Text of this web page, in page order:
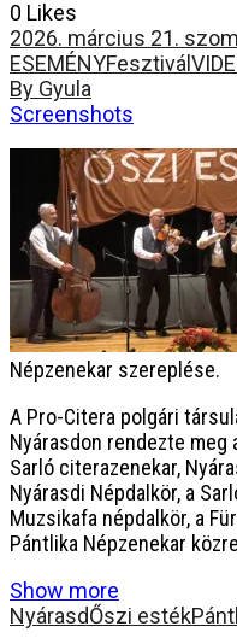
0 Likes
2026. március 21.
ESEMÉNYFesztivál
By Gyula
Screenshots
Népzenekar szereplése.
A Pro-Citera polgári
Nyárasdon rendezte
Sarló citerazenekar,
Nyárasdi Népdalkör, a
Muzsikafa népdalkör, a
Pántlika Népzenekar
Show more
NyárasdŐszi esték